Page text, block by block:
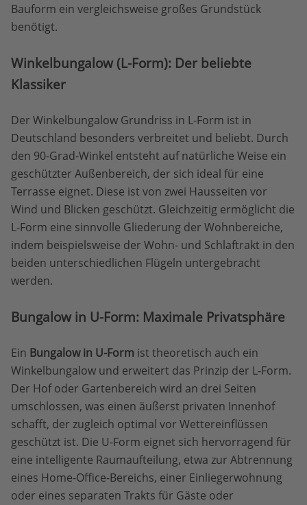
Bauform ein vergleichsweise großes Grundstück
benötigt.
Winkelbungalow (L-Form): Der beliebte
Klassiker
Der Winkelbungalow Grundriss in L-Form ist in
Deutschland besonders verbreitet und beliebt. Durch
den 90-Grad-Winkel entsteht auf natürliche Weise ein
geschützter Außenbereich, der sich ideal für eine
Terrasse eignet. Diese ist von zwei Hausseiten vor
Wind und Blicken geschützt. Gleichzeitig ermöglicht die
L-Form eine sinnvolle Gliederung der Wohnbereiche,
indem beispielsweise der Wohn- und Schlaftrakt in den
beiden unterschiedlichen Flügeln untergebracht
werden.
Bungalow in U-Form: Maximale Privatsphäre
Ein Bungalow in U-Form ist theoretisch auch ein
Winkelbungalow und erweitert das Prinzip der L-Form.
Der Hof oder Gartenbereich wird an drei Seiten
umschlossen, was einen äußerst privaten Innenhof
schafft, der zugleich optimal vor Wettereinflüssen
geschützt ist. Die U-Form eignet sich hervorragend für
eine intelligente Raumaufteilung, etwa zur Abtrennung
eines Home-Office-Bereichs, einer Einliegerwohnung
oder eines separaten Trakts für Gäste oder